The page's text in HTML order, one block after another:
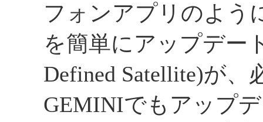
フォンアプリのよう
を簡単にアップデー
Defined Satellite)が
GEMINIでもアップ